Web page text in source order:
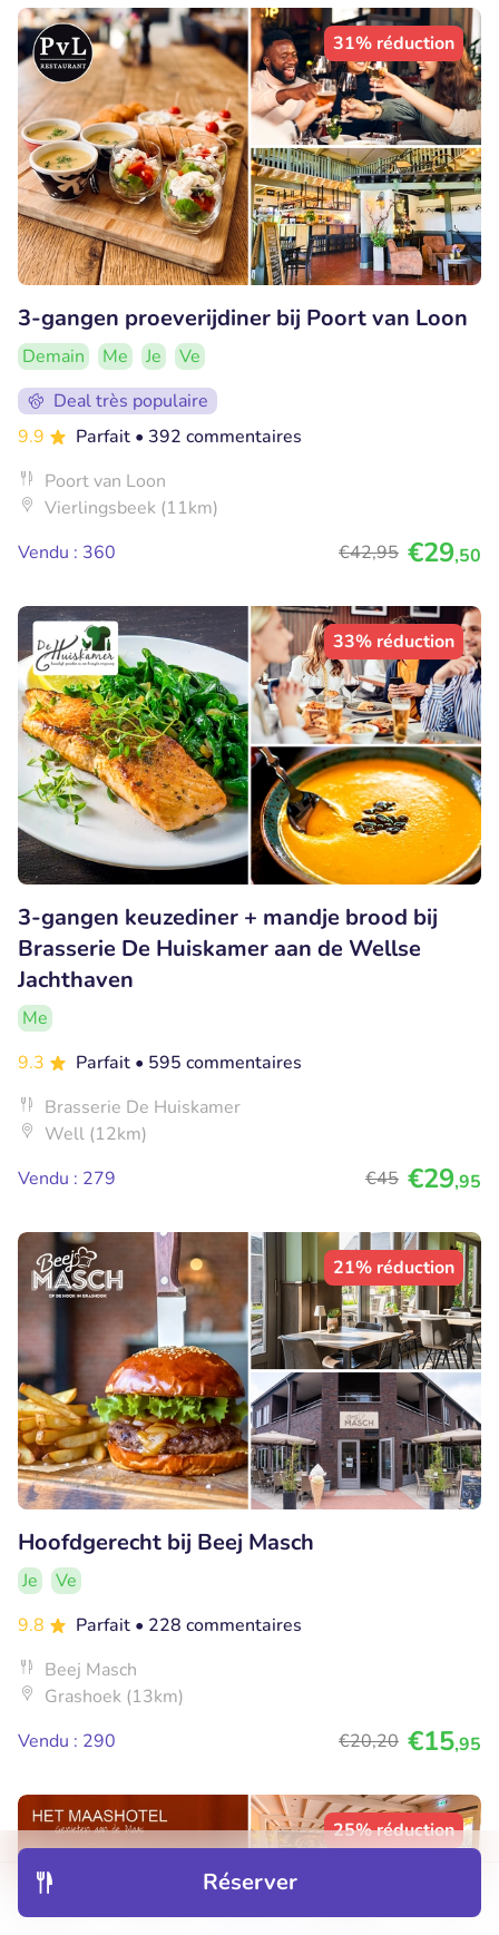
Réserver
31% réduction
3-gangen proeverijdiner bij Poort van Loon
Demain Me Je
Ve
Deal très populaire
9.9
Parfait • 392 commentaires
Poort van Loon
Vierlingsbeek (11km)
Vendu : 360
€42,95 €29,50
33% réduction
3-gangen keuzediner + mandje brood bij
Brasserie De Huiskamer aan de Wellse
Jachthaven
Me
9.3
Parfait • 595 commentaires
Brasserie De Huiskamer
Well (12km)
Vendu : 279
€45 €29,95
21% réduction
Hoofdgerecht bij Beej Masch
Je
Ve
9.8
Parfait • 228 commentaires
Beej Masch
Grashoek (13km)
Vendu : 290
€20,20 €15,95
25% réduction